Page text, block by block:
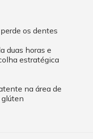
os dentes
duas horas e
estratégica
na área de